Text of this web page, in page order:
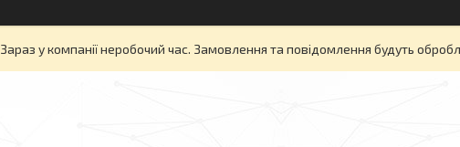
Зараз у компанії неробочий час. Замовлення та повідомлення будуть